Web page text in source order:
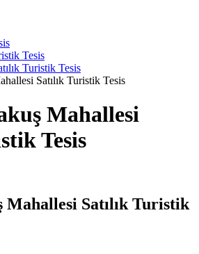
Tesis
Turistik Tesis
Satılık Turistik Tesis
Mahallesi
Tesis
Satılık Turistik